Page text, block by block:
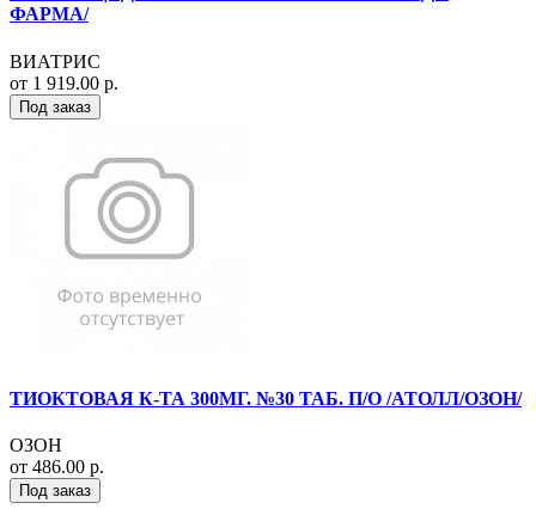
ФАРМА/
ВИАТРИС
от 1 919.00 р.
Под заказ
ТИОКТОВАЯ К-ТА 300МГ. №30 ТАБ. П/О /АТОЛЛ/ОЗОН/
ОЗОН
от 486.00 р.
Под заказ